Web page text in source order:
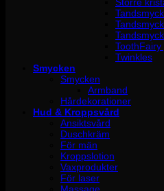
ToothFairy
Twinkles
Smycken
Smycken
Armband
Hårdekorationer
Hud & Kroppsvård
Ansiktsvård
Duschkräm
För män
Kroppslotion
Vaxprodukter
För laser
Massage